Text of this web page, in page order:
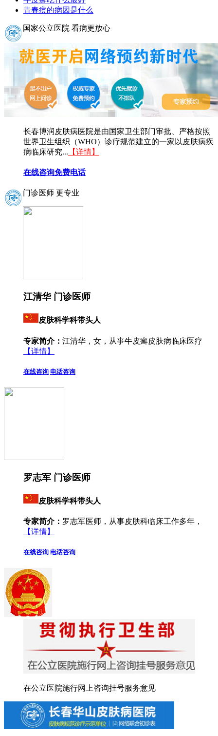
青春痘的病因是什么
国家公立医院 看病更放心
长春博润皮肤病医院是由国家卫生部门审批、严格按照
世界卫生组织（WHO）诊疗规范建立的一家以皮肤病疾
病临床研究... 【详情】
在线咨询免费电话
门诊医师 更专业
江清华 门诊医师
皮肤科学科带头人
专家简介： 江清华，女，从事牛皮癣皮肤病临床医疗
【详情】
在线咨询 电话咨询
罗志军 门诊医师
皮肤科学科带头人
专家简介： 罗志军医师，从事皮肤科临床工作多年，
【详情】
在线咨询 电话咨询
在公立医院施行网上咨询挂号服务意见